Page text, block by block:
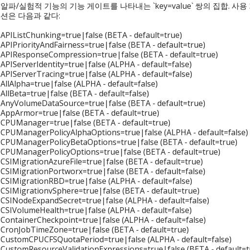
알파/실험적 기능의 기능 게이트를 나타내는 `key=value` 쌍의 집합. 사용
션은 다음과 같다:
APIListChunking=true|false (BETA - default=true)
APIPriorityAndFairness=true|false (BETA - default=true)
APIResponseCompression=true|false (BETA - default=true)
APIServerIdentity=true|false (ALPHA - default=false)
APIServerTracing=true|false (ALPHA - default=false)
AllAlpha=true|false (ALPHA - default=false)
AllBeta=true|false (BETA - default=false)
AnyVolumeDataSource=true|false (BETA - default=true)
AppArmor=true|false (BETA - default=true)
CPUManager=true|false (BETA - default=true)
CPUManagerPolicyAlphaOptions=true|false (ALPHA - default=false)
CPUManagerPolicyBetaOptions=true|false (BETA - default=true)
CPUManagerPolicyOptions=true|false (BETA - default=true)
CSIMigrationAzureFile=true|false (BETA - default=true)
CSIMigrationPortworx=true|false (BETA - default=false)
CSIMigrationRBD=true|false (ALPHA - default=false)
CSIMigrationvSphere=true|false (BETA - default=true)
CSINodeExpandSecret=true|false (ALPHA - default=false)
CSIVolumeHealth=true|false (ALPHA - default=false)
ContainerCheckpoint=true|false (ALPHA - default=false)
CronJobTimeZone=true|false (BETA - default=true)
CustomCPUCFSQuotaPeriod=true|false (ALPHA - default=false)